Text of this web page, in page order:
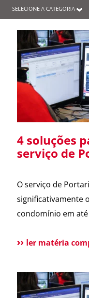
SELECIONE A CATEGORIA
4 soluções
serviço de
O serviço de
significativamente
condomínio em
exploraremos
ASTER Invasões
objetivo de furtar
ler matéria